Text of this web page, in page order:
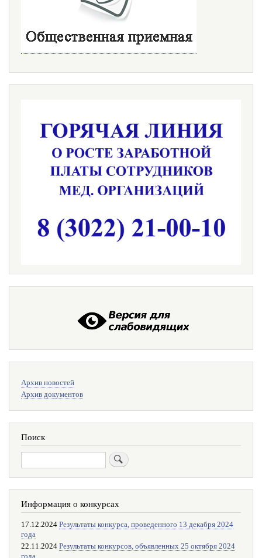
поиска
Архив новостей
Архив документов
Поиск
Поиск
Информация о конкурсах
17.12.2024 Результаты конкурса, проведенного 13 декабря 2024
года
22.11.2024 Результаты конкурсов, объявленных 25 октября 2024
года